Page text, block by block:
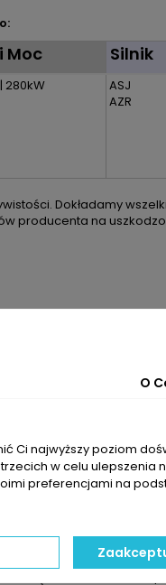
Moc Silnik
280kW
ASJ
AZR
Dokładamy
producenta na
WYBRANEGO
TURBOSPRĘŻARKI
DOWÓD SPRZEDAŻY
O
Ci najwyższy poziom
w celu ulepszenia
preferencjami na